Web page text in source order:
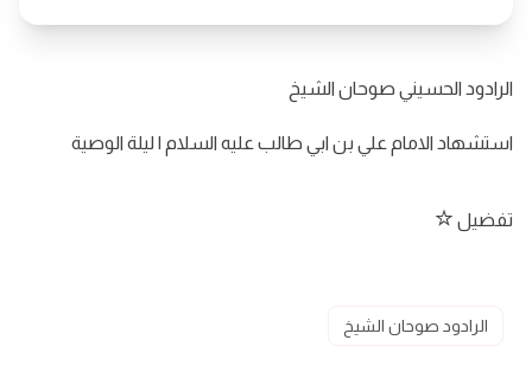
الرادود الحسيني صوحان الشيخ
استشهاد الامام علي بن ابي طالب عليه السلام | ليلة الوصية
تفضيل
الرادود صوحان الشيخ